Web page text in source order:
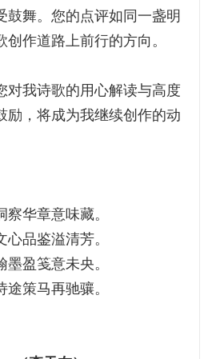
鼓舞。您的点评如同一盏明
作道路上前行的方向。
对我诗歌的用心解读与高度
励，将成为我继续创作的动
华章意味藏。
品鉴溢清芳。
盈笺意未央。
策马再驰骧。